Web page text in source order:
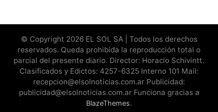
© Copyright 2026 EL SOL SA | Todos los derechos
reservados. Queda prohibida la reproducción total o
parcial del presente diario. Director: Horacio Schivintt.
Clasificados y Edictos: 4257-6325 Interno 101 Mail:
recepcion@elsolnoticias.com.ar Publicidad:
publicidad@elsolnoticias.com.ar Funciona gracias a
BlazeThemes.